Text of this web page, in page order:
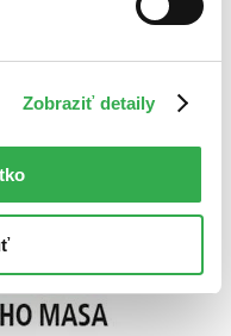
Zobraziť detaily